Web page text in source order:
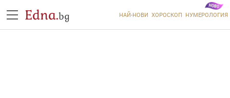
Edna.bg НАЙ-НОВИ ХОРОСКОП НУМЕРОЛОГИЯ